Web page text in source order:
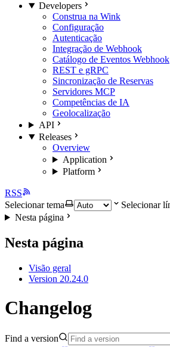
Developers
Construa na Wink
Configuração
Autenticação
Integração de Webhook
Catálogo de Eventos Webhook
REST e gRPC
Sincronização de Reservas
Servidores MCP
Competências de IA
Geolocalização
API
Releases
Overview
Application
Platform
RSS
Selecionar tema
Selecionar
Nesta página
Nesta página
Visão geral
Version 20.24.0
Changelog
Find a version